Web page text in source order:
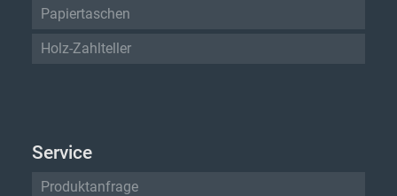
Papiertaschen
Holz-Zahlteller
Service
Produktanfrage